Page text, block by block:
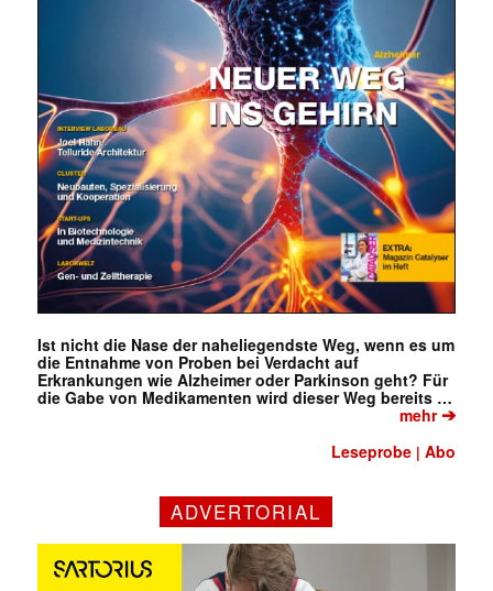
Ist nicht die Nase der naheliegendste Weg, wenn es um
die Entnahme von Proben bei Verdacht auf
Erkrankungen wie Alzheimer oder Parkinson geht? Für
die Gabe von Medikamenten wird dieser Weg bereits …
mehr➔
Leseprobe |Abo
ADVERTORIAL